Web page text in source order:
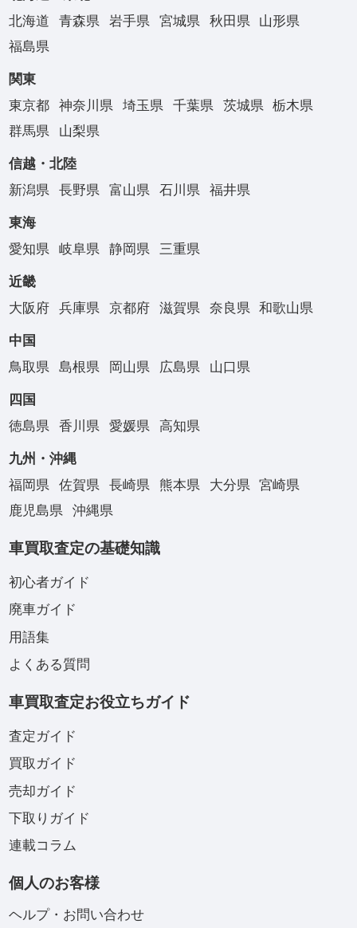
北海道
青森県 岩手県 宮城県 秋田県
山形県
福島県
関東
東京都
神奈川県 埼玉県 千葉県 茨城県
栃木県
群馬県
山梨県
信越・北陸
新潟県
長野県 富山県 石川県 福井県
東海
愛知県
岐阜県 静岡県 三重県
近畿
大阪府
兵庫県 京都府 滋賀県 奈良県 和歌山県
中国
鳥取県
島根県 岡山県 広島県 山口県
四国
徳島県
香川県 愛媛県 高知県
九州・沖縄
福岡県
佐賀県 長崎県 熊本県 大分県
宮崎県
鹿児島県
沖縄県
車買取査定の基礎知識
初心者ガイド
廃車ガイド
用語集
よくある質問
車買取査定お役立ちガイド
査定ガイド
買取ガイド
売却ガイド
下取りガイド
連載コラム
個人のお客様
ヘルプ・お問い合わせ